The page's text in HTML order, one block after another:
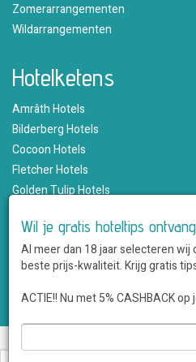
Zomerarrangementen
Wildarrangementen
Hotelketens
Amrâth Hotels
Bilderberg Hotels
Cocoon Hotels
Fletcher Hotels
Golden Tulip Hotels
Martin's Hotels
Romantik Hotels
Saillant Hotels
WestCord Hotels
Over ons•Sitemap•
Wil je gratis hoteltips
Al meer dan 18 jaar selecteren
beste prijs-kwaliteit. Krijg gratis
ACTIE!! Nu met 5% CASHBACK